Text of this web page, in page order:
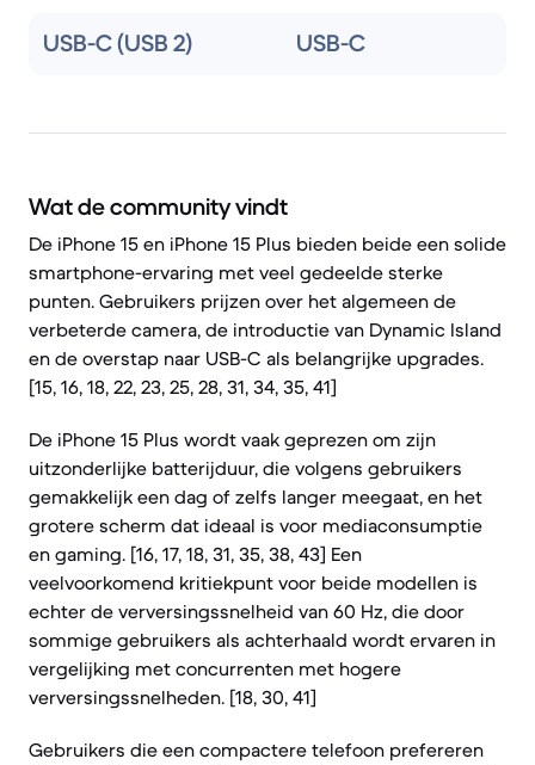
USB-C (USB 2) USB-C
Wat de community vindt
De iPhone 15 en iPhone 15 Plus bieden beide een solide
smartphone-ervaring met veel gedeelde sterke
punten. Gebruikers prijzen over het algemeen de
verbeterde camera, de introductie van Dynamic Island
en de overstap naar USB-C als belangrijke upgrades.
[15, 16, 18, 22, 23, 25, 28, 31, 34, 35, 41]
De iPhone 15 Plus wordt vaak geprezen om zijn
uitzonderlijke batterijduur, die volgens gebruikers
gemakkelijk een dag of zelfs langer meegaat, en het
grotere scherm dat ideaal is voor mediaconsumptie
en gaming. [16, 17, 18, 31, 35, 38, 43] Een
veelvoorkomend kritiekpunt voor beide modellen is
echter de verversingssnelheid van 60 Hz, die door
sommige gebruikers als achterhaald wordt ervaren in
vergelijking met concurrenten met hogere
verversingssnelheden. [18, 30, 41]
Gebruikers die een compactere telefoon prefereren